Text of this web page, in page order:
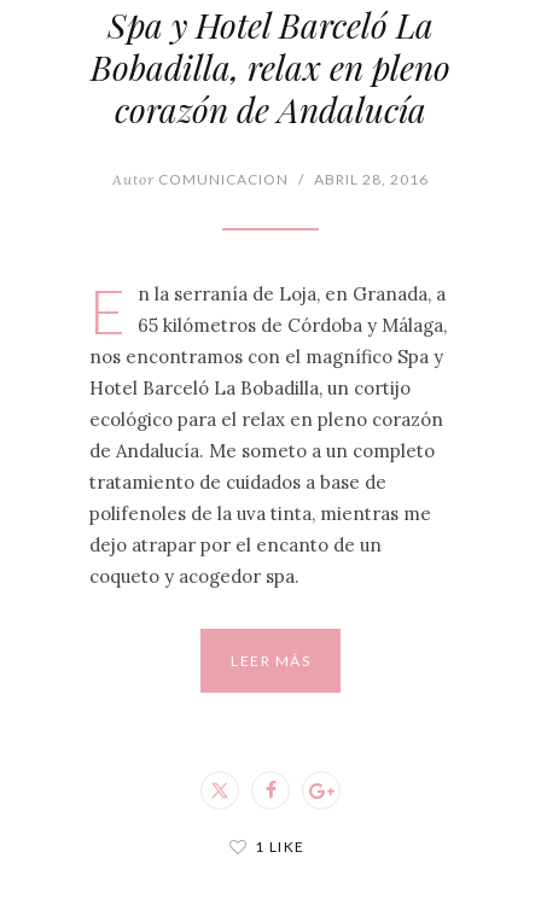
Spa y Hotel Barceló La
Bobadilla, relax en pleno
corazón de Andalucía
Autor COMUNICACION / ABRIL 28, 2016
E
n la serranía de Loja, en Granada, a
65 kilómetros de Córdoba y Málaga,
nos encontramos con el magnífico Spa y
Hotel Barceló La Bobadilla, un cortijo
ecológico para el relax en pleno corazón
de Andalucía. Me someto a un completo
tratamiento de cuidados a base de
polifenoles de la uva tinta, mientras me
dejo atrapar por el encanto de un
coqueto y acogedor spa.
LEER MÁS
1 LIKE